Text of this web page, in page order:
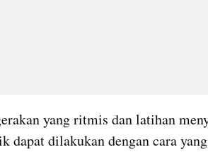
yang ritmis dan latihan
dapat dilakukan dengan cara